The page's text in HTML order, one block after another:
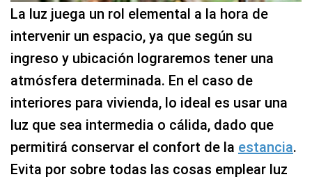
La luz juega un rol elemental a la hora de
intervenir un espacio, ya que según su
ingreso y ubicación lograremos tener una
atmósfera determinada. En el caso de
interiores para vivienda, lo ideal es usar una
luz que sea intermedia o cálida, dado que
permitirá conservar el confort de la estancia.
Evita por sobre todas las cosas emplear luz